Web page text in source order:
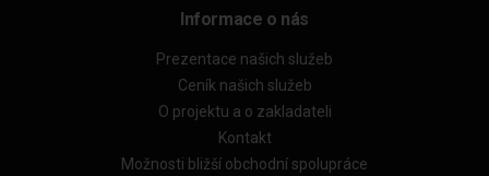
Informace o nás
Prezentace našich služeb
Ceník našich služeb
O projektu a o zakladateli
Kontakt
Možnosti bližší obchodní spolupráce